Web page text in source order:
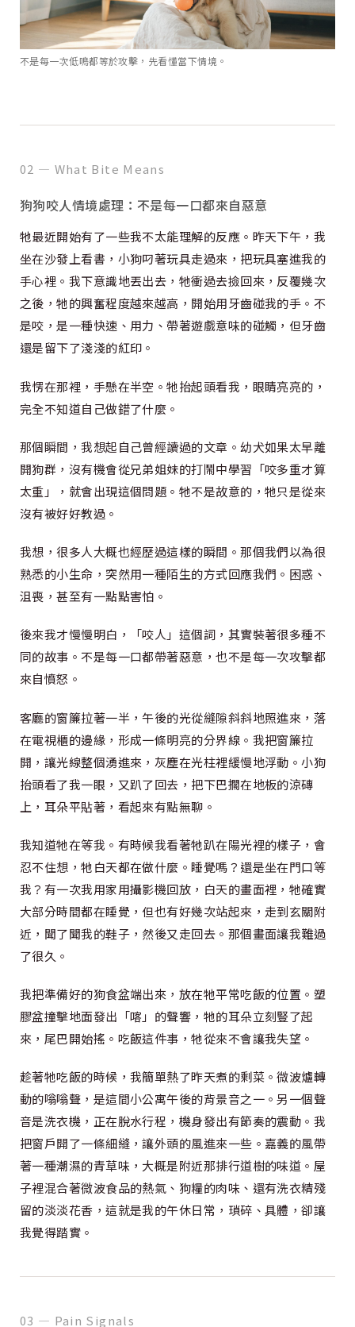
不是每一次低鳴都等於攻擊，先看懂當下情境。
02 — What Bite Means
狗狗咬人情境處理：不是每一口都來自惡意
牠最近開始有了一些我不太能理解的反應。昨天下午，我
坐在沙發上看書，小狗叼著玩具走過來，把玩具塞進我的
手心裡。我下意識地丟出去，牠衝過去撿回來，反覆幾次
之後，牠的興奮程度越來越高，開始用牙齒碰我的手。不
是咬，是一種快速、用力、帶著遊戲意味的碰觸，但牙齒
還是留下了淺淺的紅印。
我愣在那裡，手懸在半空。牠抬起頭看我，眼睛亮亮的，
完全不知道自己做錯了什麼。
那個瞬間，我想起自己曾經讀過的文章。幼犬如果太早離
開狗群，沒有機會從兄弟姐妹的打鬧中學習「咬多重才算
太重」，就會出現這個問題。牠不是故意的，牠只是從來
沒有被好好教過。
我想，很多人大概也經歷過這樣的瞬間。那個我們以為很
熟悉的小生命，突然用一種陌生的方式回應我們。困惑、
沮喪，甚至有一點點害怕。
後來我才慢慢明白，「咬人」這個詞，其實裝著很多種不
同的故事。不是每一口都帶著惡意，也不是每一次攻擊都
來自憤怒。
客廳的窗簾拉著一半，午後的光從縫隙斜斜地照進來，落
在電視櫃的邊緣，形成一條明亮的分界線。我把窗簾拉
開，讓光線整個湧進來，灰塵在光柱裡緩慢地浮動。小狗
抬頭看了我一眼，又趴了回去，把下巴擱在地板的涼磚
上，耳朵平貼著，看起來有點無聊。
我知道牠在等我。有時候我看著牠趴在陽光裡的樣子，會
忍不住想，牠白天都在做什麼。睡覺嗎？還是坐在門口等
我？有一次我用家用攝影機回放，白天的畫面裡，牠確實
大部分時間都在睡覺，但也有好幾次站起來，走到玄關附
近，聞了聞我的鞋子，然後又走回去。那個畫面讓我難過
了很久。
我把準備好的狗食盆端出來，放在牠平常吃飯的位置。塑
膠盆撞擊地面發出「喀」的聲響，牠的耳朵立刻豎了起
來，尾巴開始搖。吃飯這件事，牠從來不會讓我失望。
趁著牠吃飯的時候，我簡單熱了昨天煮的剩菜。微波爐轉
動的嗡嗡聲，是這間小公寓午後的背景音之一。另一個聲
音是洗衣機，正在脫水行程，機身發出有節奏的震動。我
把窗戶開了一條細縫，讓外頭的風進來一些。嘉義的風帶
著一種潮濕的青草味，大概是附近那排行道樹的味道。屋
子裡混合著微波食品的熱氣、狗糧的肉味、還有洗衣精殘
留的淡淡花香，這就是我的午休日常，瑣碎、具體，卻讓
我覺得踏實。
03 — Pain Signals